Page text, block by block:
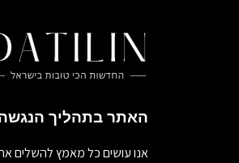
האתר בתהליך הנגשה
אנו עושים כל מאמץ להשלים